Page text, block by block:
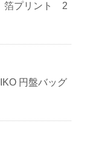
箔プリント 2
円盤バッグ